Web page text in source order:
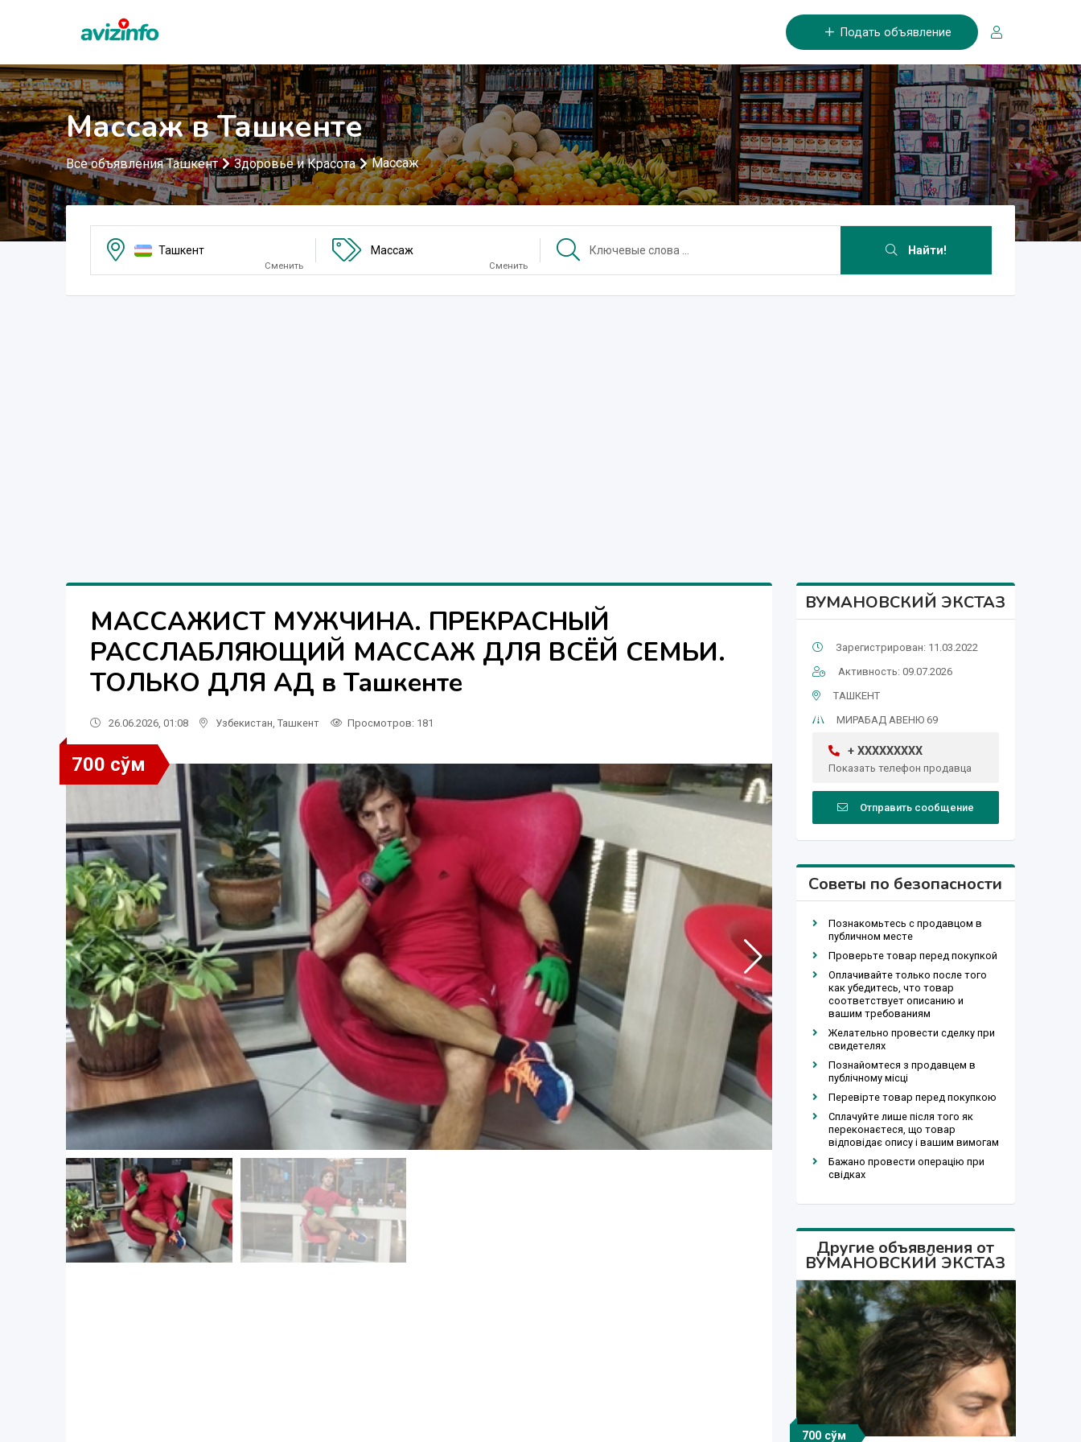
Подать объявление
Массаж в Ташкенте
Все объявления Ташкент Здоровье и Красота Массаж
Ташкент
Сменить
Массаж
Сменить
Найти!
МАССАЖИСТ МУЖЧИНА. ПРЕКРАСНЫЙ
РАССЛАБЛЯЮЩИЙ МАССАЖ ДЛЯ ВСЁЙ СЕМЬИ.
ТОЛЬКО ДЛЯ АД в Ташкенте
26.06.2026, 01:08 Узбекистан Ташкент Просмотров: 181
700 сўм
ВУМАНОВСКИЙ ЭКСТАЗ
Зарегистрирован: 11.03.2022
Активность: 09.07.2026
ТАШКЕНТ
МИРАБАД АВЕНЮ 69
+ XXXXXXXXX
Показать телефон продавца
Отправить сообщение
Советы по безопасности
Познакомьтесь с продавцом в
публичном месте
Проверьте товар перед покупкой
Оплачивайте только после того
как убедитесь, что товар
соответствует описанию и
вашим требованиям
Желательно провести сделку при
свидетелях
Познайомтеся з продавцем в
публічному місці
Перевірте товар перед покупкою
Сплачуйте лише після того як
переконаєтеся, що товар
відповідає опису і вашим вимогам
Бажано провести операцію при
свідках
Другие объявления от
ВУМАНОВСКИЙ ЭКСТАЗ
700 сўм
700 сўм
500 сўм
700 сўм
700 сўм 600 сўм
200 сўм
600 сўм
500 сўм
700 сўм
700 сўм